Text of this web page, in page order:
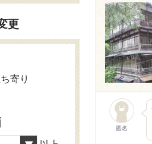
匿名
更
寄り